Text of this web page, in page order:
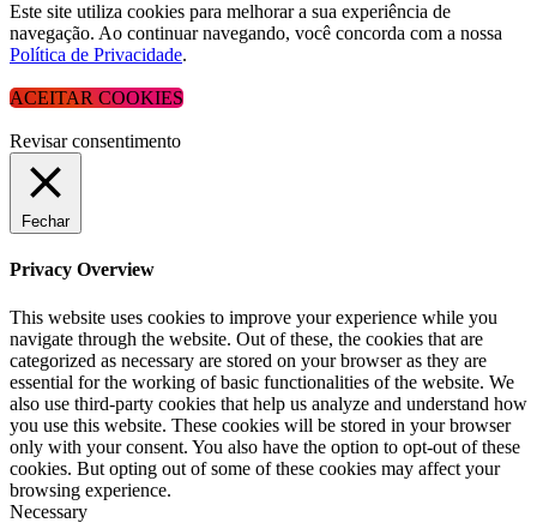
Este site utiliza cookies para melhorar a sua experiência de
navegação. Ao continuar navegando, você concorda com a nossa
Política de Privacidade.
ACEITAR COOKIES
Revisar consentimento
Fechar
Privacy Overview
This website uses cookies to improve your experience while you
navigate through the website. Out of these, the cookies that are
categorized as necessary are stored on your browser as they are
essential for the working of basic functionalities of the website. We
also use third-party cookies that help us analyze and understand how
you use this website. These cookies will be stored in your browser
only with your consent. You also have the option to opt-out of these
cookies. But opting out of some of these cookies may affect your
browsing experience.
Necessary